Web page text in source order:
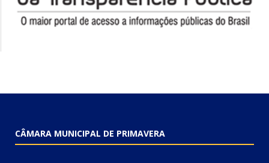
CÂMARA MUNICIPAL DE PRIMAVERA